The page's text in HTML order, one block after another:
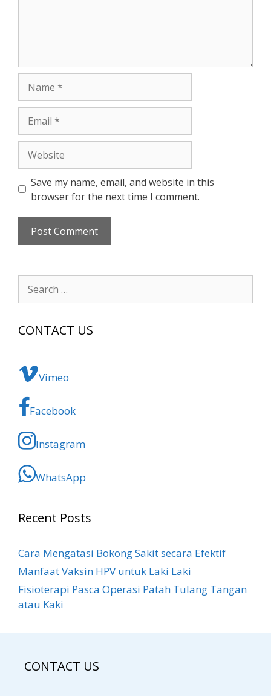
Save my name, email, and website in this
browser for the next time I comment.
Search
for:
CONTACT US
Vimeo
Facebook
Instagram
WhatsApp
Recent Posts
Cara Mengatasi Bokong Sakit​ secara Efektif
Manfaat Vaksin HPV untuk Laki Laki
Fisioterapi Pasca Operasi Patah Tulang Tangan
atau Kaki
CONTACT US